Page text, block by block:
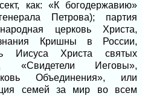
как: «К богодержавию»
Петрова); партия
церковь Христа,
Кришны в России,
Иисуса Христа святых
«Свидетели Иеговы»,
Объединения», или
семей за мир во всем